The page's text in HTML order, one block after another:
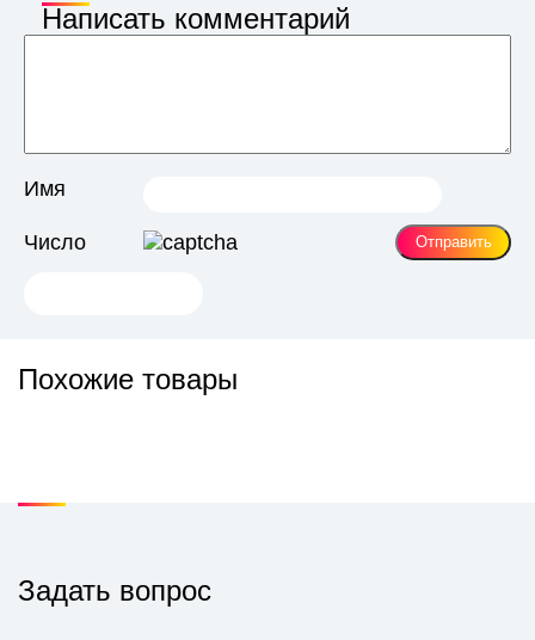
Написать комментарий
Имя
Число
Похожие товары
Задать вопрос